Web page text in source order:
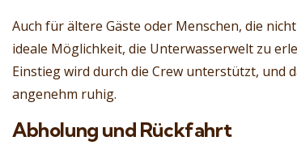
Auch für ältere Gäste oder Menschen, die
ideale Möglichkeit, die Unterwasserwelt zu
Einstieg wird durch die Crew unterstützt, und
angenehm ruhig.
Abholung und Rückfahrt